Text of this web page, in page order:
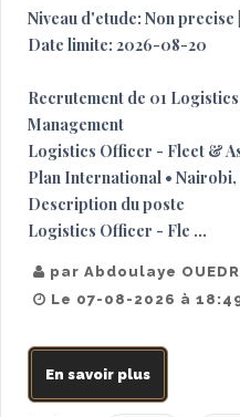
Niveau d'etude: Non precise
Date limite: 2026-08-20
Recrutement de 01
Management
Logistics Officer - Fleet &
Plan International • Nairobi,
Description du poste
Logistics Officer - Fle ...
par Abdoulaye
Le 07-08-2026 à
En savoir plus